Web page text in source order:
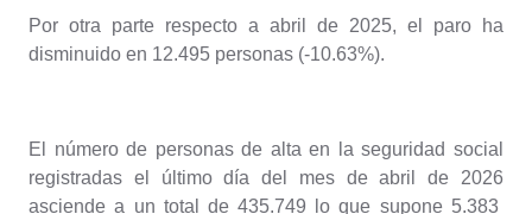
Por otra parte respecto a abril de 2025, el paro ha
disminuido en 12.495 personas (-10.63%).
El número de personas de alta en la seguridad social
registradas el último día del mes de abril de 2026
asciende a un total de 435.749 lo que supone 5.383